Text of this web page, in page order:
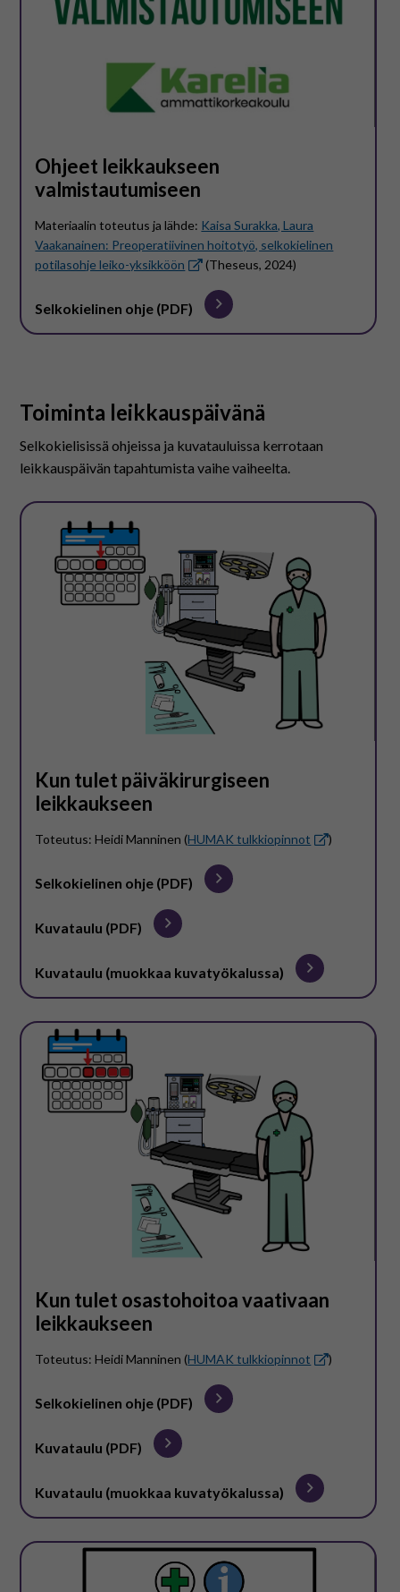
Ohjeet leikkaukseen
valmistautumiseen
Materiaalin toteutus ja lähde: Kaisa Surakka, Laura
Vaakanainen: Preoperatiivinen hoitotyö, selkokielinen
potilasohje leiko-yksikköön
(Theseus, 2024)
Selkokielinen ohje (PDF)
Toiminta leikkauspäivänä
Selkokielisissä ohjeissa ja kuvatauluissa kerrotaan
leikkauspäivän tapahtumista vaihe vaiheelta.
Kun tulet päiväkirurgiseen
leikkaukseen
Toteutus: Heidi Manninen (HUMAK tulkkiopinnot )
Selkokielinen ohje (PDF)
Kuvataulu (PDF)
Kuvataulu (muokkaa kuvatyökalussa)
Kun tulet osastohoitoa vaativaan
leikkaukseen
Toteutus: Heidi Manninen (HUMAK tulkkiopinnot )
Selkokielinen ohje (PDF)
Kuvataulu (PDF)
Kuvataulu (muokkaa kuvatyökalussa)